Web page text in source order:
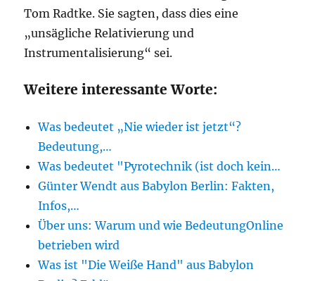
Tom Radtke. Sie sagten, dass dies eine
„unsägliche Relativierung und
Instrumentalisierung“ sei.
Weitere interessante Worte:
Was bedeutet „Nie wieder ist jetzt“?
Bedeutung,…
Was bedeutet "Pyrotechnik (ist doch kein…
Günter Wendt aus Babylon Berlin: Fakten,
Infos,…
Über uns: Warum und wie BedeutungOnline
betrieben wird
Was ist "Die Weiße Hand" aus Babylon